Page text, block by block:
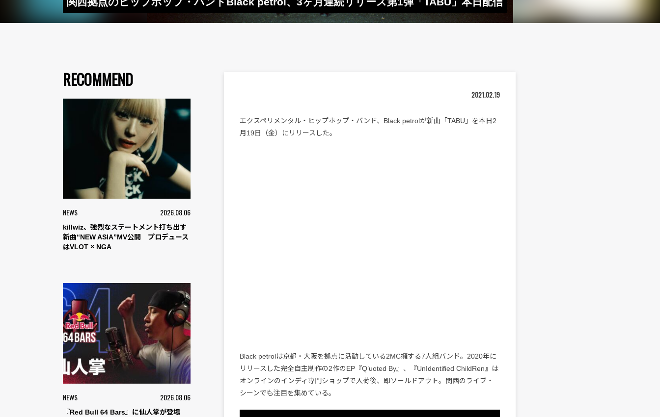
RECOMMEND
NEWS 2026.08.06
killwiz、強烈なステートメント打ち出す
新曲“NEW ASIA”MV公開 プロデュース
はVLOT × NGA
NEWS 2026.08.06
『Red Bull 64 Bars』に仙人掌が登場
2021.02.19
エクスペリメンタル・ヒップホップ・バンド、Black petrolが新曲「TABU」を本日2
月19日（金）にリリースした。
Black petrolは京都・大阪を拠点に活動している2MC擁する7人組バンド。2020年に
リリースした完全自主制作の2作のEP『Q’uoted By』、『UnIdentified ChildRen』は
オンラインのインディ専門ショップで入荷後、即ソールドアウト。関西のライブ・
シーンでも注目を集めている。